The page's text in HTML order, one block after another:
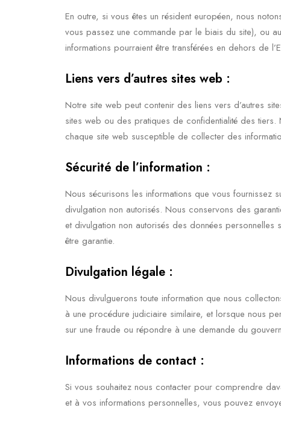
En outre, si vous êtes un résident européen, nous
vous passez une commande par le biais du site), ou
informations pourraient être transférées en dehors de
Liens vers d’autres sites web :
Notre site web peut contenir des liens vers d’autres
sites web ou des pratiques de confidentialité des
chaque site web susceptible de collecter des
Sécurité de l’information :
Nous sécurisons les informations que vous fournissez
divulgation non autorisés. Nous conservons des
et divulgation non autorisés des données
être garantie.
Divulgation légale :
Nous divulguerons toute information que nous
à une procédure judiciaire similaire, et lorsque nous
sur une fraude ou répondre à une demande du
Informations de contact :
Si vous souhaitez nous contacter pour comprendre
et à vos informations personnelles, vous pouvez